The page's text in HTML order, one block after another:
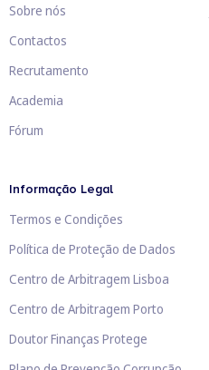
Sobre nós
Contactos
Recrutamento
Academia
Fórum
Informação Legal
Termos e Condições
Política de Proteção de Dados
Centro de Arbitragem Lisboa
Centro de Arbitragem Porto
Doutor Finanças Protege